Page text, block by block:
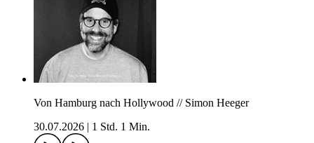
Von Hamburg nach Hollywood // Simon Heeger
30.07.2026
1 Std. 1 Min.